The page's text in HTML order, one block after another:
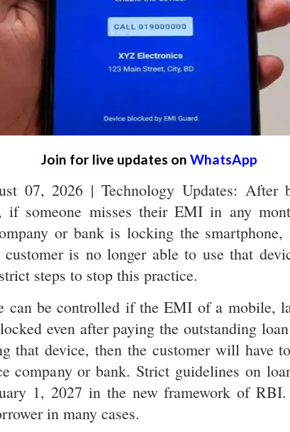
Join for live updates on WhatsApp
07, 2026 | Technology Updates: After
someone misses their EMI in any
or bank is locking the
is no longer able to use that
steps to stop this practice.
can be controlled if the EMI of a mobile,
even after paying the outstanding
that device, then the customer will have
company or bank. Strict guidelines on
1, 2027 in the new framework of
in many cases.